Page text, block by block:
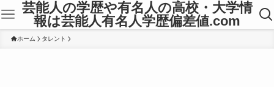
芸能人の学歴や有名人の高校・大学情
報は芸能人有名人学歴偏差値.com
ホーム タレント